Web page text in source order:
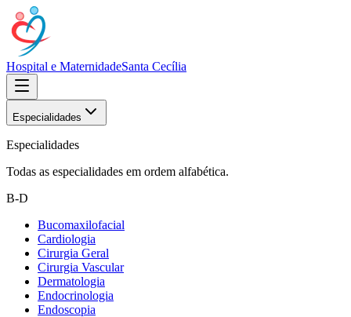
Hospital e MaternidadeSanta Cecília
Especialidades
Especialidades
Todas as especialidades em ordem alfabética.
B-D
Bucomaxilofacial
Cardiologia
Cirurgia Geral
Cirurgia Vascular
Dermatologia
Endocrinologia
Endoscopia